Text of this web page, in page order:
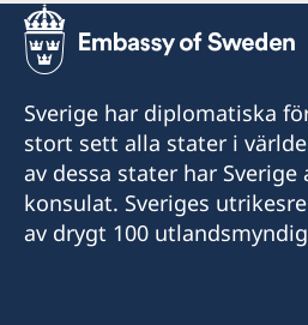
Sverige har diplomatiska
stort sett alla stater i
av dessa stater har Sverige
konsulat. Sveriges
av drygt 100